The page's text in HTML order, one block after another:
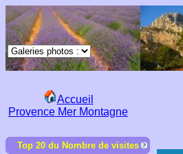
Accueil
Provence Mer Montagne
Top 20 du Nombre de visites